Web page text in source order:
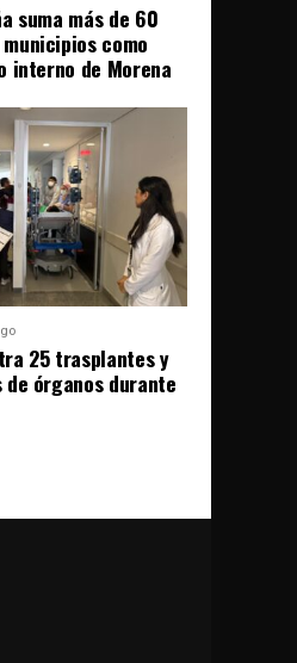
suma más de 60
como
interno de Morena
25 trasplantes y
órganos durante